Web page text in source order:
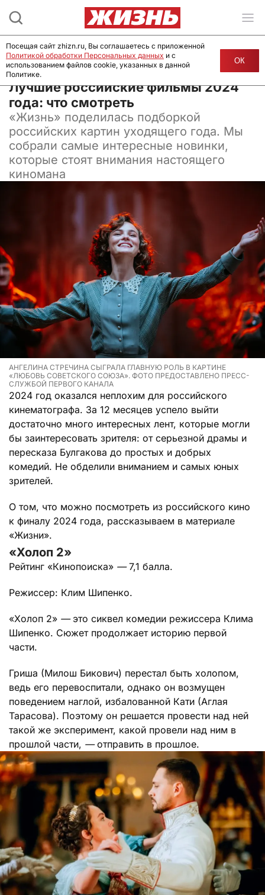
26 декабря 2024, 07:00
Лучшие российские фильмы 2024
года: что смотреть
«Жизнь» поделилась подборкой
российских картин уходящего года. Мы
собрали самые интересные новинки,
которые стоят внимания настоящего
киномана
АНГЕЛИНА СТРЕЧИНА СЫГРАЛА ГЛАВНУЮ РОЛЬ В КАРТИНЕ
«ЛЮБОВЬ СОВЕТСКОГО СОЮЗА». ФОТО ПРЕДОСТАВЛЕНО ПРЕСС-
СЛУЖБОЙ ПЕРВОГО КАНАЛА
2024 год оказался неплохим для российского
кинематографа. За 12 месяцев успело выйти
достаточно много интересных лент, которые могли
бы заинтересовать зрителя: от серьезной драмы и
пересказа Булгакова до простых и добрых
комедий. Не обделили вниманием и самых юных
зрителей.
О том, что можно посмотреть из российского кино
к финалу 2024 года, рассказываем в материале
«Жизни».
«Холоп 2»
Рейтинг «Кинопоиска» —7,1 балла.
Режиссер: Клим Шипенко.
«Холоп 2» —это сиквел комедии режиссера Клима
Шипенко. Сюжет продолжает историю первой
части.
Гриша (Милош Бикович) перестал быть холопом,
ведь его перевоспитали, однако он возмущен
поведением наглой, избалованной Кати (Аглая
Тарасова). Поэтому он решается провести над ней
такой же эксперимент, какой провели над ним в
прошлой части, —отправить в прошлое.
Посещая сайт zhizn.ru, Вы соглашаетесь с приложенной
Политикой обработки Персональных данных и с
использованием файлов cookie, указанных в данной
Политике.
ОК